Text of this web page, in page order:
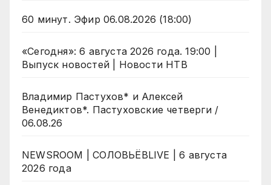
60 минут. Эфир 06.08.2026 (18:00)
«Сегодня»: 6 августа 2026 года. 19:00 |
Выпуск новостей | Новости НТВ
Владимир Пастухов* и Алексей
Венедиктов*. Пастуховские четверги /
06.08.26
NEWSROOM | СОЛОВЬЁВLIVE | 6 августа
2026 года